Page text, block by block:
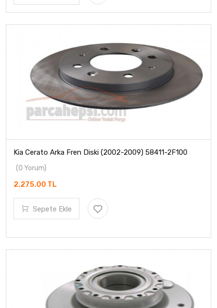
Kia Cerato Arka Fren Diski (2002-2009) 58411-2F100
(0 Yorum)
2,275.00 TL
Sepete Ekle